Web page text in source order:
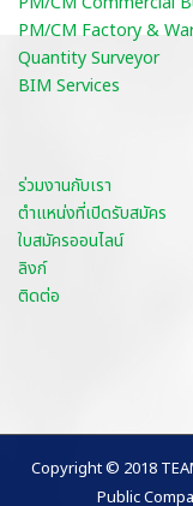
PM/CM Factory &
Quantity Surveyor
BIM Services
ร่วมงานกับเรา
ตำแหน่งที่เปิดรับสมัคร
ใบสมัครออนไลน์
ลิงก์
ติดต่อ
Copyright © 2018
Public